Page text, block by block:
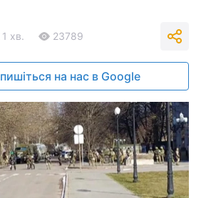
1 хв. 23789
на нас в Google